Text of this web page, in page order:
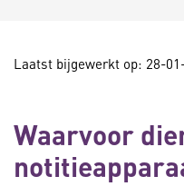
Laatst bijgewerkt op: 28-
Waarvoor